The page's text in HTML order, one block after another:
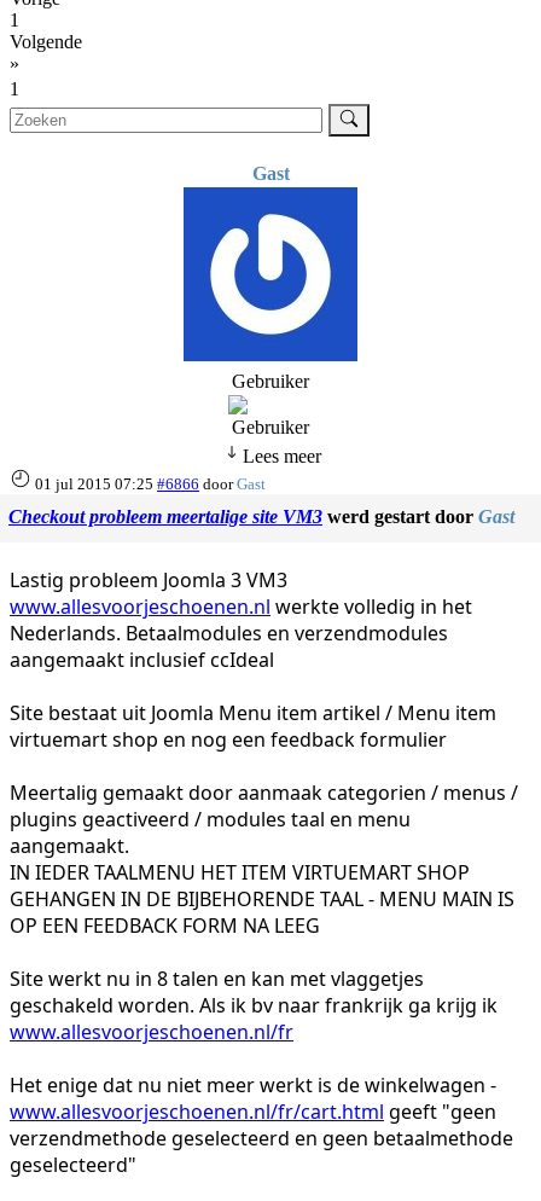
1
Volgende
»
1
Gast
Gebruiker
Lees meer
01 jul 2015 07:25 #6866 doorGast
Checkout probleem meertalige site VM3 werd gestart door Gast
Lastig probleem Joomla 3 VM3
www.allesvoorjeschoenen.nl werkte volledig in het
Nederlands. Betaalmodules en verzendmodules
aangemaakt inclusief ccIdeal
Site bestaat uit Joomla Menu item artikel / Menu item
virtuemart shop en nog een feedback formulier
Meertalig gemaakt door aanmaak categorien / menus /
plugins geactiveerd / modules taal en menu
aangemaakt.
IN IEDER TAALMENU HET ITEM VIRTUEMART SHOP
GEHANGEN IN DE BIJBEHORENDE TAAL - MENU MAIN IS
OP EEN FEEDBACK FORM NA LEEG
Site werkt nu in 8 talen en kan met vlaggetjes
geschakeld worden. Als ik bv naar frankrijk ga krijg ik
www.allesvoorjeschoenen.nl/fr
Het enige dat nu niet meer werkt is de winkelwagen -
www.allesvoorjeschoenen.nl/fr/cart.html geeft "geen
verzendmethode geselecteerd en geen betaalmethode
geselecteerd"